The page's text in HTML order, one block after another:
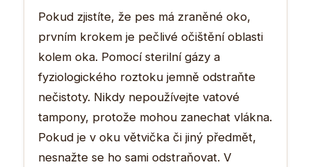
Pokud zjistíte, že pes má zraněné oko,
prvním krokem je pečlivé očištění oblasti
kolem oka. Pomocí sterilní gázy a
fyziologického roztoku jemně odstraňte
nečistoty. Nikdy nepoužívejte vatové
tampony, protože mohou zanechat vlákna.
Pokud je v oku větvička či jiný předmět,
nesnažte se ho sami odstraňovat. V